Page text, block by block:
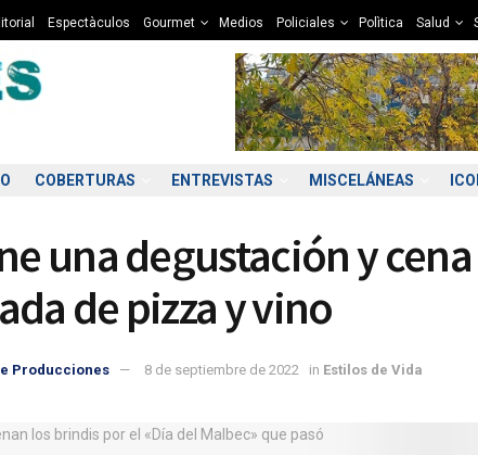
Espectàculos Gourmet Medios Policiales Polìtica Salud
COBERTURAS ENTREVISTAS MISCELÁNEAS
una degustación y cena
de pizza y vino
Producciones 8 de septiembre de 2022 in Estilos de Vida
6°C 5°C
08:00
5°C 6°C